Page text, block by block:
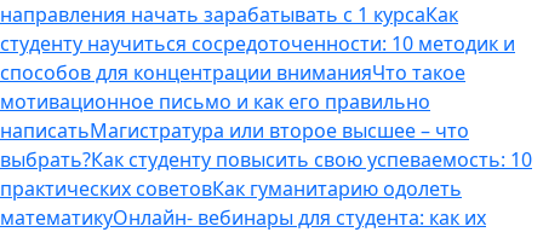
направления начать зарабатывать с 1 курсаКак
студенту научиться сосредоточенности: 10 методик и
способов для концентрации вниманияЧто такое
мотивационное письмо и как его правильно
написатьМагистратура или второе высшее – что
выбрать?Как студенту повысить свою успеваемость: 10
практических советовКак гуманитарию одолеть
математикуОнлайн- вебинары для студента: как их